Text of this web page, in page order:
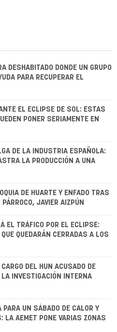
DESHABITADO DONDE UN GRUPO
PARA RECUPERAR EL
EL ECLIPSE DE SOL: ESTAS
PONER SERIAMENTE EN
DE LA INDUSTRIA ESPAÑOLA:
LA PRODUCCIÓN A UNA
DE HUARTE Y ENFADO TRAS
JAVIER AIZPÚN
EL TRÁFICO POR EL ECLIPSE:
QUEDARÁN CERRADAS A LOS
DEL HUN ACUSADO DE
INVESTIGACIÓN INTERNA
PARA UN SÁBADO DE CALOR Y
LA AEMET PONE VARIAS ZONAS